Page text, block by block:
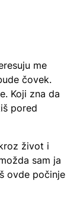
me
čovek.
Koji zna da
pored
život i
sam ja
ovde počinje